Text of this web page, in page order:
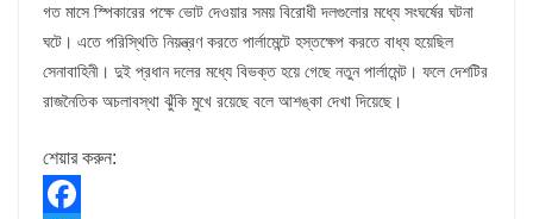
গত মাসে স্পিকারের পক্ষে ভোট দেওয়ার সময় বিরোধী দলগুলোর মধ্যে সংঘর্ষের ঘটনা
ঘটে। এতে পরিস্থিতি নিয়ন্ত্রণ করতে পার্লামেন্টে হস্তক্ষেপ করতে বাধ্য হয়েছিল
সেনাবাহিনী। দুই প্রধান দলের মধ্যে বিভক্ত হয়ে গেছে নতুন পার্লামেন্ট। ফলে দেশটির
রাজনৈতিক অচলাবস্থা ঝুঁকি মুখে রয়েছে বলে আশঙ্কা দেখা দিয়েছে।
শেয়ার করুন: